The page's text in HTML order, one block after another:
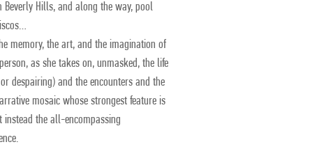
Hills, and along the way, pool
memory, the art, and the imagination of
as she takes on, unmasked, the life
despairing) and the encounters and the
mosaic whose strongest feature is
the all-encompassing